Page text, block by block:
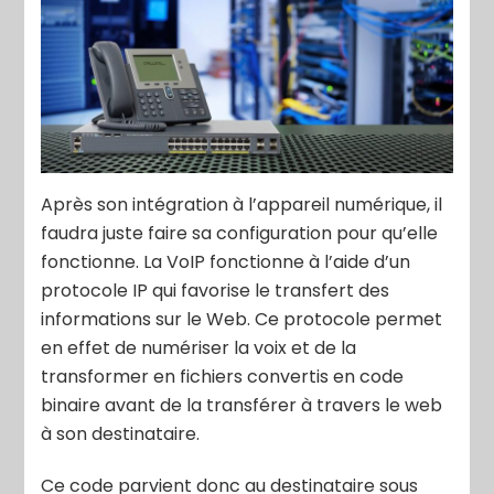
Après son intégration à l’appareil numérique, il
faudra juste faire sa configuration pour qu’elle
fonctionne. La VoIP fonctionne à l’aide d’un
protocole IP qui favorise le transfert des
informations sur le Web. Ce protocole permet
en effet de numériser la voix et de la
transformer en fichiers convertis en code
binaire avant de la transférer à travers le web
à son destinataire.
Ce code parvient donc au destinataire sous